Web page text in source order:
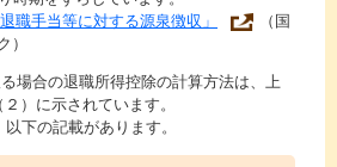
職手当等に対する源泉徴収」
（国
）
場合の退職所得控除の計算方法は、上
）に示されています。
以下の記載があります。